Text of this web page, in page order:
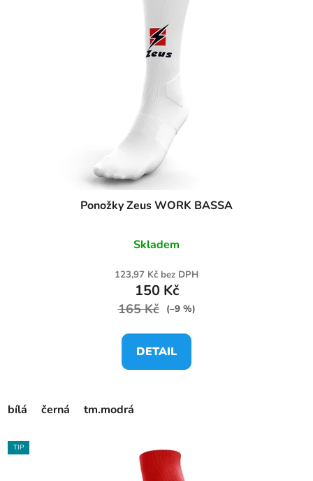
Ponožky Zeus WORK BASSA
Skladem
123,97 Kč bez DPH
150 Kč
165 Kč (–9 %)
DETAIL
bílá černá tm.modrá
TIP